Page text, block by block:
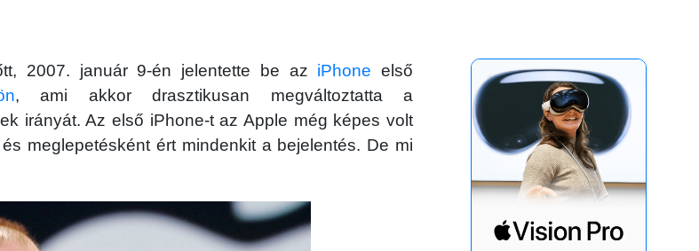
2007. január 9-én jelentette be az iPhone első
, ami akkor drasztikusan megváltoztatta a
irányát. Az első iPhone-t az Apple még képes volt
meglepetésként ért mindenkit a bejelentés. De mi